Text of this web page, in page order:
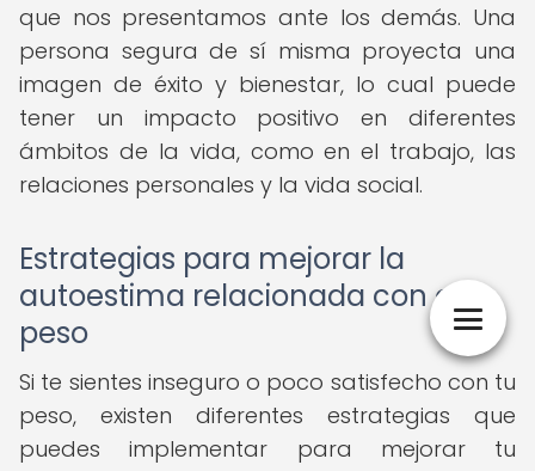
que nos presentamos ante los demás. Una
persona segura de sí misma proyecta una
imagen de éxito y bienestar, lo cual puede
tener un impacto positivo en diferentes
ámbitos de la vida, como en el trabajo, las
relaciones personales y la vida social.
Estrategias para mejorar la
autoestima relacionada con el
peso
Si te sientes inseguro o poco satisfecho con tu
peso, existen diferentes estrategias que
puedes implementar para mejorar tu